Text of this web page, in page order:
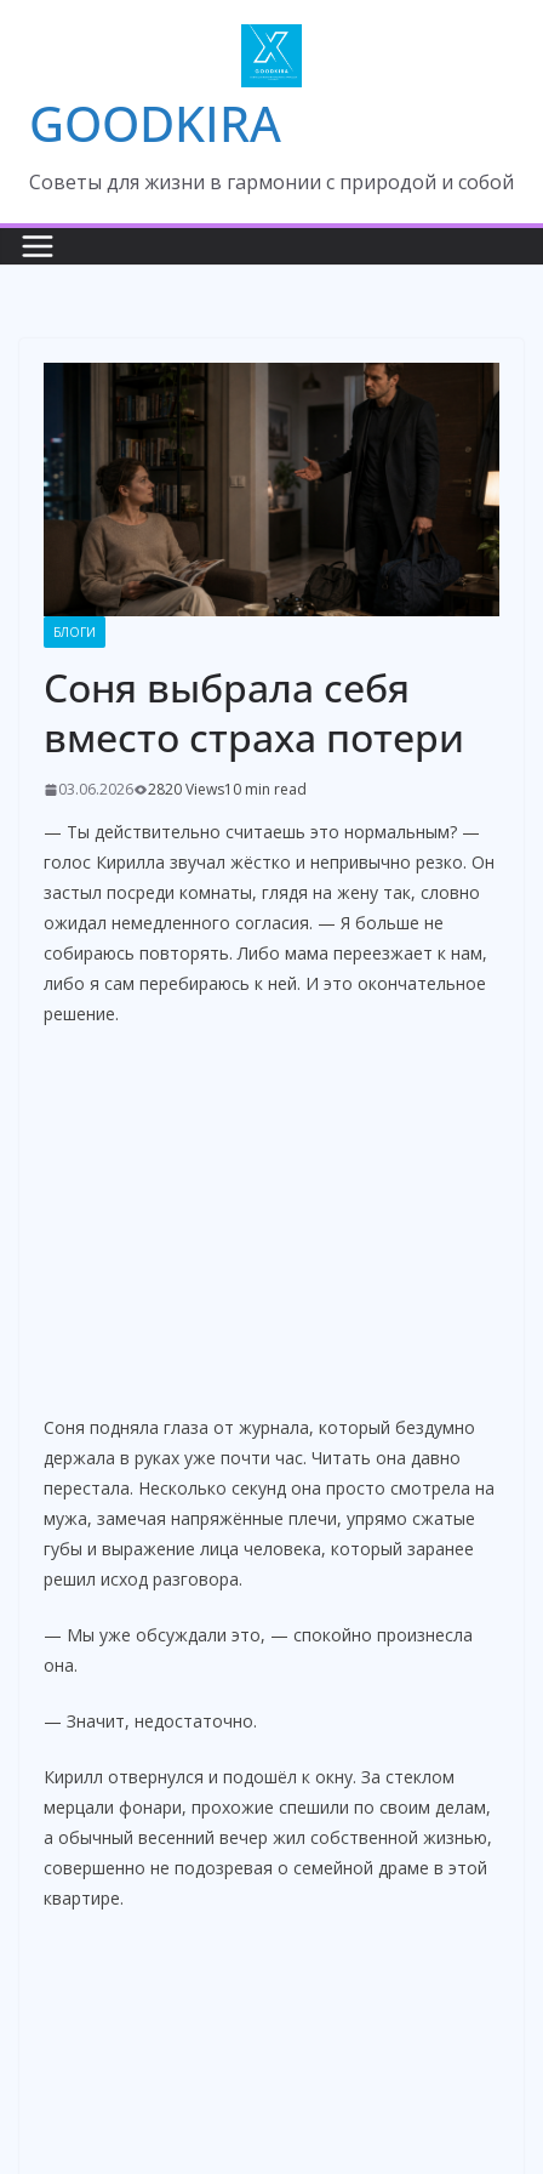
GOODKIRA
Cоветы для жизни в гармонии с природой и собой
БЛОГИ
Соня выбрала себя
вместо страха потери
03.06.2026 2820 Views10 min read
— Ты действительно считаешь это нормальным? —
голос Кирилла звучал жёстко и непривычно резко. Он
застыл посреди комнаты, глядя на жену так, словно
ожидал немедленного согласия. — Я больше не
собираюсь повторять. Либо мама переезжает к нам,
либо я сам перебираюсь к ней. И это окончательное
решение.
Соня подняла глаза от журнала, который бездумно
держала в руках уже почти час. Читать она давно
перестала. Несколько секунд она просто смотрела на
мужа, замечая напряжённые плечи, упрямо сжатые
губы и выражение лица человека, который заранее
решил исход разговора.
— Мы уже обсуждали это, — спокойно произнесла
она.
— Значит, недостаточно.
Кирилл отвернулся и подошёл к окну. За стеклом
мерцали фонари, прохожие спешили по своим делам,
а обычный весенний вечер жил собственной жизнью,
совершенно не подозревая о семейной драме в этой
квартире.